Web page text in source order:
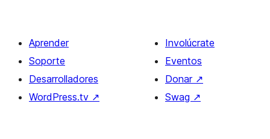
Aprender
Soporte
Desarrolladores
WordPress.tv ↗
Involúcrate
Eventos
Donar ↗
Swag ↗